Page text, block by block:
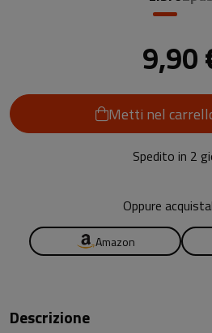
9,90
Metti nel
Spedito in 2
Oppure
Amazon
Descrizione